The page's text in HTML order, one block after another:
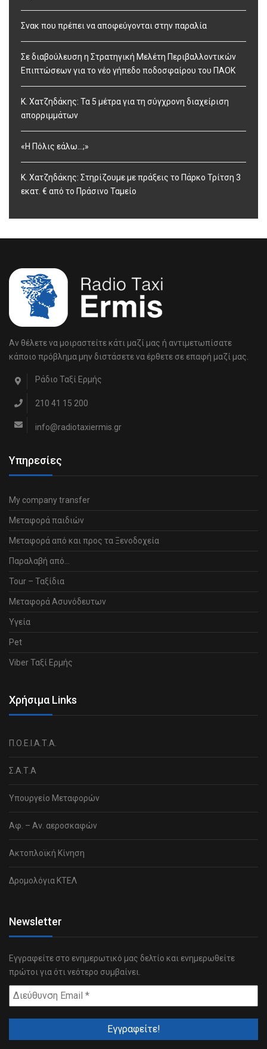
Σνακ που πρέπει να αποφεύγονται στην παραλία
Σε διαβούλευση η Στρατηγική Μελέτη Περιβαλλοντικών
Επιπτώσεων για το νέο γήπεδο ποδοσφαίρου του ΠΑΟΚ
Κ. Χατζηδάκης: Τα 5 μέτρα για τη σύγχρονη διαχείριση
απορριμμάτων
«Η Πόλις εάλω…;»
Κ. Χατζηδάκης: Στηρίζουμε με πράξεις το Πάρκο Τρίτση 3
εκατ. € από το Πράσινο Ταμείο
Αν θέλετε να μοιραστείτε κάτι μαζί μας ή αντιμετωπίσατε
κάποιο πρόβλημα μην διστάσετε να έρθετε σε επαφή μαζί μας.
Ράδιο Ταξί Ερμής
210 41 15 200
info@radiotaxiermis.gr
Υπηρεσίες
My company transfer
Μεταφορά παιδιών
Μεταφορά από και προς τα Ξενοδοχεία
Παραλαβή από…
Tour – Ταξίδια
Μεταφορά Ασυνόδευτων
Υγεία
Pet
Viber Ταξί Ερμής
Χρήσιμα Links
Π.Ο.Ε.Ι.Α.Τ.Α.
Σ.Α.Τ.Α
Υπουργείο Μεταφορών
Αφ. – Αν. αεροσκαφών
Ακτοπλοϊκή Κίνηση
Δρομολόγια ΚΤΕΛ
Newsletter
Εγγραφείτε στο ενημερωτικό μας δελτίο και ενημερωθείτε
πρώτοι για ότι νεότερο συμβαίνει.